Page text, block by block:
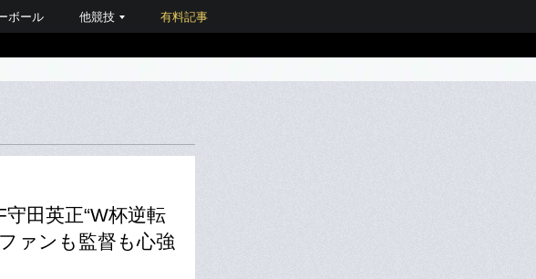
ボール 他競技 有料記事
田英正“W杯逆転
ァンも監督も心強